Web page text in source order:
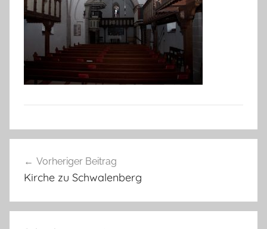
Vorheriger Beitrag
Kirche zu Schwalenberg